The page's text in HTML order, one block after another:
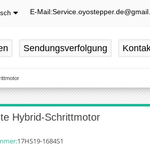
E-
Sendungsverfolgung
Hybrid-Schrittmotor
17HS19-1684S1